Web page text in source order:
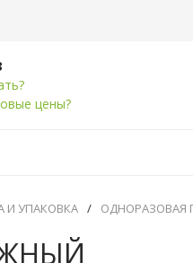
цены?
И УПАКОВКА / ОДНОРАЗОВАЯ